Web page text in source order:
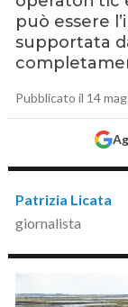
può essere
supportata
Pubblicato il 14
Patrizia Licata
giornalista